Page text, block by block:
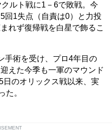
ルト戦に1－6で敗戦。今
回1失点（自責は0）と力投
れず復帰戦を白星で飾るこ
術を受け、プロ4年目の
えた今季も一軍のマウンド
のオリックス戦以来、実
た。